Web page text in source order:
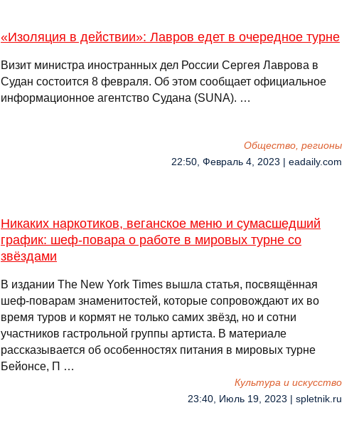
«Изоляция в действии»: Лавров едет в очередное турне
Визит министра иностранных дел России Сергея Лаврова в
Судан состоится 8 февраля. Об этом сообщает официальное
информационное агентство Судана (SUNA). …
Общество, регионы
22:50, Февраль 4, 2023 | eadaily.com
Никаких наркотиков, веганское меню и сумасшедший
график: шеф-повара о работе в мировых турне со
звёздами
В издании The New York Times вышла статья, посвящённая
шеф-поварам знаменитостей, которые сопровождают их во
время туров и кормят не только самих звёзд, но и сотни
участников гастрольной группы артиста. В материале
рассказывается об особенностях питания в мировых турне
Бейонсе, П …
Культура и искусство
23:40, Июль 19, 2023 | spletnik.ru